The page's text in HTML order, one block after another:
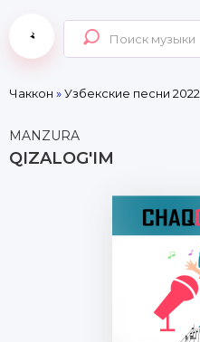
Чаккон »Узбекские песни 2022
MANZURA
QIZALOG'IM